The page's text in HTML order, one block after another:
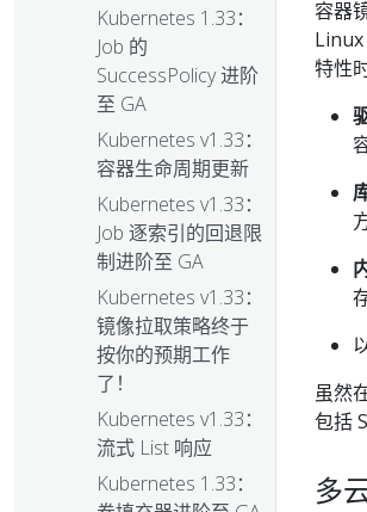
Kubernetes 1.33：
Job 的
SuccessPolicy 进阶
至 GA
Kubernetes v1.33：
容器生命周期更新
Kubernetes v1.33：
Job 逐索引的回退限
制进阶至 GA
Kubernetes v1.33：
镜像拉取策略终于
按你的预期工作
了！
Kubernetes v1.33：
流式 List 响应
Kubernetes 1.33：
容器
Linux
特性
虽然
包括
多